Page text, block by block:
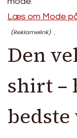
Læs om Mode
.
Den
shirt –
bedste